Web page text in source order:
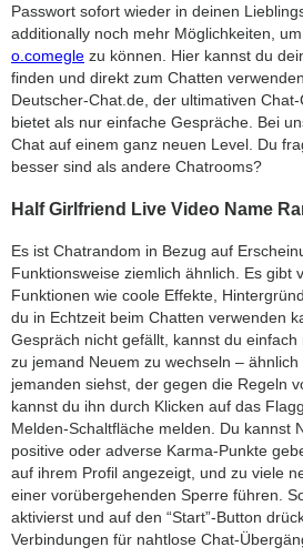
Passwort sofort wieder in deinen
additionally noch mehr Möglichkeiten,
o.comegle zu können. Hier kannst du
finden und direkt zum Chatten
Deutscher-Chat.de, der ultimativen
bietet als nur einfache Gespräche. Bei
Chat auf einem ganz neuen Level. Du
besser sind als andere Chatrooms?
Half Girlfriend Live Video Name
Es ist Chatrandom in Bezug auf
Funktionsweise ziemlich ähnlich. Es gibt
Funktionen wie coole Effekte,
du in Echtzeit beim Chatten verwenden
Gespräch nicht gefällt, kannst du
zu jemand Neuem zu wechseln –
jemanden siehst, der gegen die Regeln
kannst du ihn durch Klicken auf das
Melden-Schaltfläche melden. Du kannst
positive oder adverse Karma-Punkte
auf ihrem Profil angezeigt, und zu viele
einer vorübergehenden Sperre führen.
aktivierst und auf den “Start”-Button
Verbindungen für nahtlose Chat-